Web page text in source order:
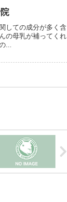
しての成分が多く含
の母乳が補ってくれ
...